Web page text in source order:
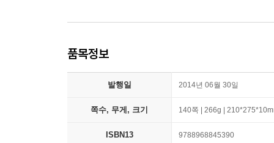
품목정보
발행일 2014년 06월 30일
쪽수, 무게, 크기 140쪽 | 266g |
ISBN13 9788968845390